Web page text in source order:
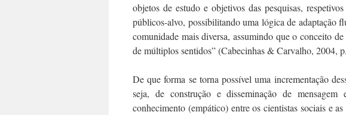
objetos de estudo e objetivos das pesquisas,
públicos-alvo, possibilitando uma lógica de adaptação
comunidade mais diversa, assumindo que o conceito
de múltiplos sentidos” (Cabecinhas & Carvalho, 2004,
De que forma se torna possível uma incrementação
seja, de construção e disseminação de
conhecimento (empático) entre os cientistas sociais e